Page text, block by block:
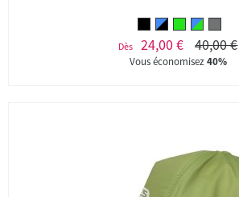
Dès 24,00 € 40,00 €
Vous économisez40%